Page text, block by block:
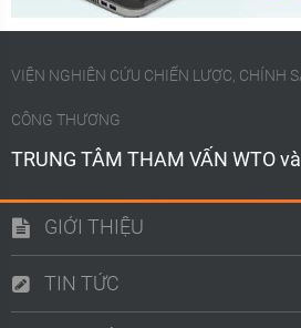
VIỆN NGHIÊN CỨU CHIẾN LƯỢC, CHÍNH
CÔNG THƯƠNG
TRUNG TÂM THAM VẤN WTO
GIỚI THIỆU
TIN TỨC